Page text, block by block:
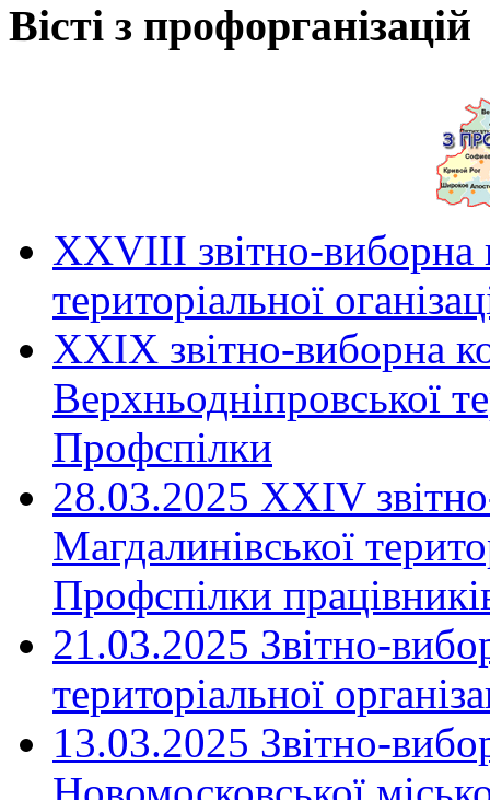
Вісті з профорганізацій
ХХVIII звітно-виборна
територіальної
XXIX звітно-виборна
Верхньодніпровської
Профспілки
28.03.2025 ХХІV
Магдалинівської
Профспілки
21.03.2025 Звітно-
територіальної
13.03.2025 Звітно-